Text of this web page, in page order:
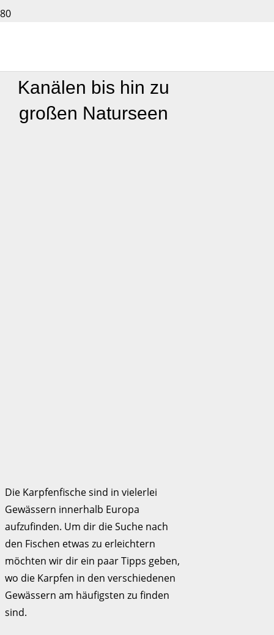
Kanälen bis hin zu
großen Naturseen
Die Karpfenfische sind in vielerlei
Gewässern innerhalb Europa
aufzufinden. Um dir die Suche nach
den Fischen etwas zu erleichtern
möchten wir dir ein paar Tipps geben,
wo die Karpfen in den verschiedenen
Gewässern am häufigsten zu finden
sind.